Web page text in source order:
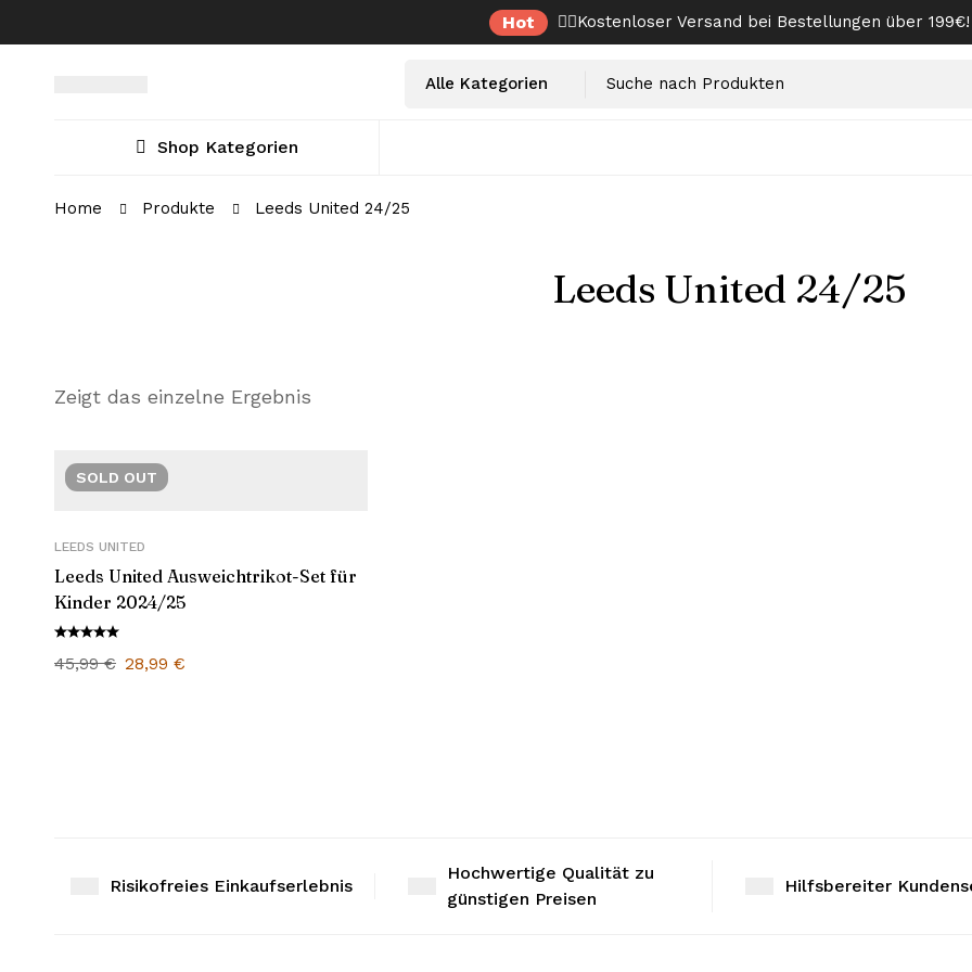
Hot ✌🏼Kostenloser Versand bei Bestellungen über 199€!
Shop Kategorien
Home Produkte Leeds United 24/25
Leeds United 24/25
Zeigt das einzelne Ergebnis
SOLD OUT
LEEDS UNITED
Leeds United Ausweichtrikot-Set für
Kinder 2024/25
45,99€ 28,99 €
Risikofreies Einkaufserlebnis
Hochwertige Qualität zu
günstigen Preisen
Hilfsbereiter